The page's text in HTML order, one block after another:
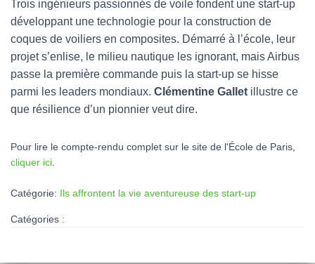
Trois ingénieurs passionnés de voile fondent une start-up
développant une technologie pour la construction de
coques de voiliers en composites. Démarré à l’école, leur
projet s’enlise, le milieu nautique les ignorant, mais Airbus
passe la première commande puis la start-up se hisse
parmi les leaders mondiaux. Clémentine Gallet illustre ce
que résilience d’un pionnier veut dire.
Pour lire le compte-rendu complet sur le site de l'École de Paris,
cliquer ici
Catégorie: Ils affrontent la vie aventureuse des start-up
Catégories :